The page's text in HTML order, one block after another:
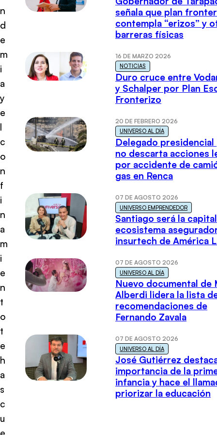
n
d
e
m
i
a
y
e
l
c
o
n
f
i
n
a
m
i
e
n
t
o
t
e
h
a
s
c
u
señala que plan
contempla “erizos” y
barreras físicas
16 DE MARZO 2026
NOTICIAS
Duro cruce entre
y Schalper por Plan
Fronterizo
20 DE FEBRERO 2026
UNIVERSO AL DÍA
Delegado presidencial
no descarta acciones
por accidente de
gas en Renca
07 DE AGOSTO 2026
UNIVERSO EMPRENDEDOR
Santiago será la
ecosistema
insurtech de América
07 DE AGOSTO 2026
UNIVERSO AL DÍA
Nuevo documental de
Alberdi lidera la lista
recomendaciones de
Fernando Zavala
07 DE AGOSTO 2026
UNIVERSO AL DÍA
José Gutiérrez
importancia de la
infancia y hace el
priorizar la educación